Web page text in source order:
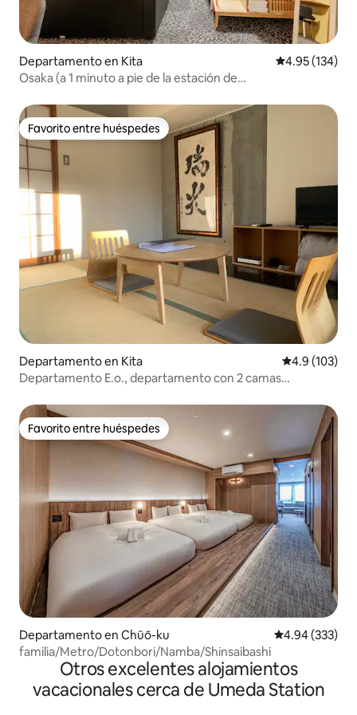
Departamento en Kita Calificación
4.95 (134)
Osaka (a 1 minuto a pie de la estación de
con excelente acceso a Namba 36 m² 304
Favorito entre huéspedes
Favorito entre huéspedes
Departamento en Kita Calificación
4.9 (103)
Departamento E.o., departamento con 2 camas
Favorito entre huéspedes
Favorito entre huéspedes
Departamento en Chūō-ku Calificación
4.94 (333)
familia/Metro/Dotonbori/Namba/Shinsaibashi
Otros excelentes alojamientos
vacacionales cerca de Umeda Station